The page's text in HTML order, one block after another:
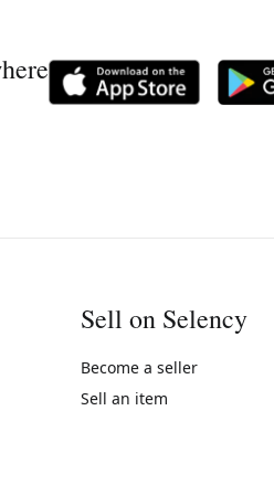
Sell on Selency
Become a seller
Sell an item